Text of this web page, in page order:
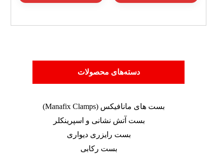
دسته‌های محصولات
بست های مانافیکس (Manafix Clamps)
بست آتش نشانی و اسپرینکلر
بست رایزری دیواری
بست رکابی